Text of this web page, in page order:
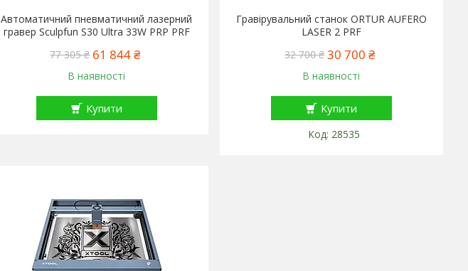
Автоматичний пневматичний лазерний
гравер Sculpfun S30 Ultra 33W PRP PRF
77 305 ₴ 61 844 ₴
В наявності
Купити
Гравірувальний станок ORTUR AUFERO
LASER 2 PRF
32 700 ₴ 30 700 ₴
В наявності
Купити
28535